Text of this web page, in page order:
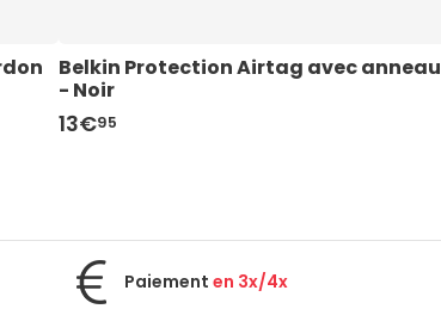
Belkin Protection Airtag avec anneau
- Noir
13€95
Paiement en 3x/4x